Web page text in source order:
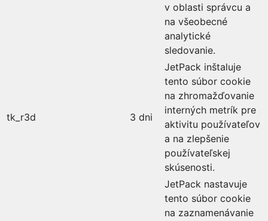
v oblasti správcu a
na všeobecné
analytické
sledovanie.
tk_r3d 3 dni
JetPack inštaluje
tento súbor cookie
na zhromažďovanie
interných metrík pre
aktivitu používateľov
a na zlepšenie
používateľskej
skúsenosti.
JetPack nastavuje
tento súbor cookie
na zaznamenávanie